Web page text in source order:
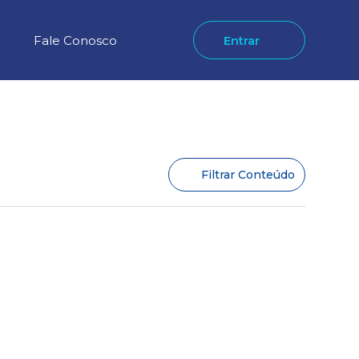
Fale Conosco Entrar
Filtrar Conteúdo